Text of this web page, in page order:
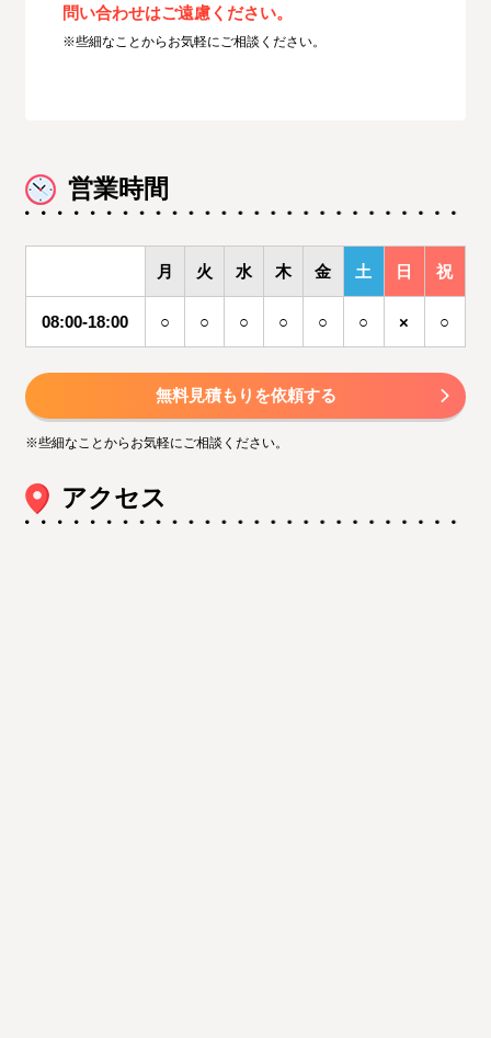
問い合わせはご遠慮ください。
※些細なことからお気軽にご相談ください。
営業時間
月 火 水 木 金 土 日 祝
08:00-18:00 ○ ○ ○ ○ ○ ○ × ○
無料見積もりを依頼する
※些細なことからお気軽にご相談ください。
アクセス